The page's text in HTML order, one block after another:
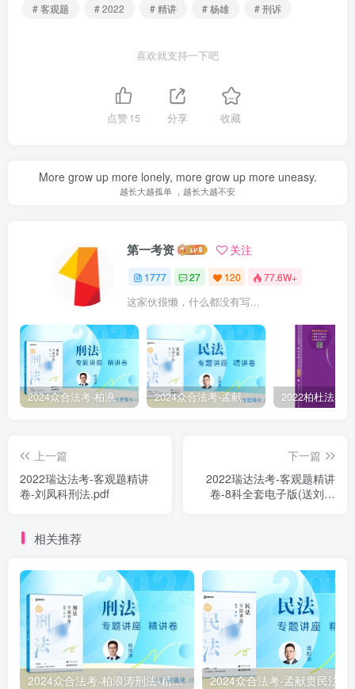
# 客观题
# 2022 # 精讲 # 杨雄 # 刑诉
喜欢就支持一下吧
点赞15 分享 收藏
More grow up more lonely, more grow up more uneasy.
越长大越孤单 ，越长大越不安
第一考资 关注
1777 27 120 77.6W+
这家伙很懒，什么都没有写...
2024众合法考-柏浪涛刑法-精讲卷pdf电子版（附视频1-76全） 2024众合法考-孟献贵民法-精讲卷.pdf
上一篇
2022瑞达法考-客观题精讲
卷-刘凤科刑法.pdf
下一篇
2022瑞达法考-客观题精讲
卷-8科全套电子版(送刘安
相关推荐
2024众合法考-柏浪涛刑法-精讲卷pdf电子版（附视频1-76全）